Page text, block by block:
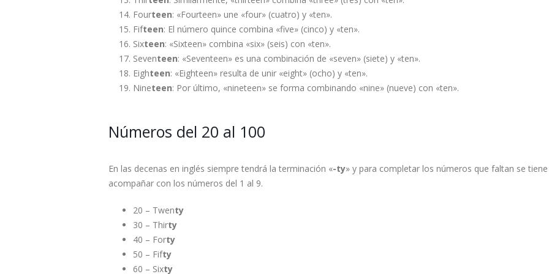
Fourteen: «Fourteen» une «four» (cuatro) y «ten».
Fifteen: El número quince combina «five» (cinco) y «ten».
Sixteen: «Sixteen» combina «six» (seis) con «ten».
Seventeen: «Seventeen» es una combinación de «seven» (siete) y «ten».
Eighteen: «Eighteen» resulta de unir «eight» (ocho) y «ten».
Nineteen: Por último, «nineteen» se forma combinando «nine» (nueve) con «ten».
Números del 20 al 100
En las decenas en inglés siempre tendrá la terminación «-ty» y para completar los números que faltan se
acompañar con los números del 1 al 9.
20 – Twenty
30 – Thirty
40 – Forty
50 – Fifty
60 – Sixty